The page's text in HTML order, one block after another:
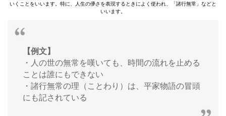
いくことをいいます。特に、人生の儚さを表現するときによく使われ、「諸行無常」などと
いいます。
【例文】
・人の世の無常を嘆いても、時間の流れを止める
ことは誰にもできない
・諸行無常の理（ことわり）は、平家物語の冒頭
にも記されている